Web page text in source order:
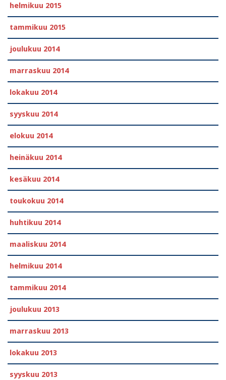
helmikuu 2015
tammikuu 2015
joulukuu 2014
marraskuu 2014
lokakuu 2014
syyskuu 2014
elokuu 2014
heinäkuu 2014
kesäkuu 2014
toukokuu 2014
huhtikuu 2014
maaliskuu 2014
helmikuu 2014
tammikuu 2014
joulukuu 2013
marraskuu 2013
lokakuu 2013
syyskuu 2013